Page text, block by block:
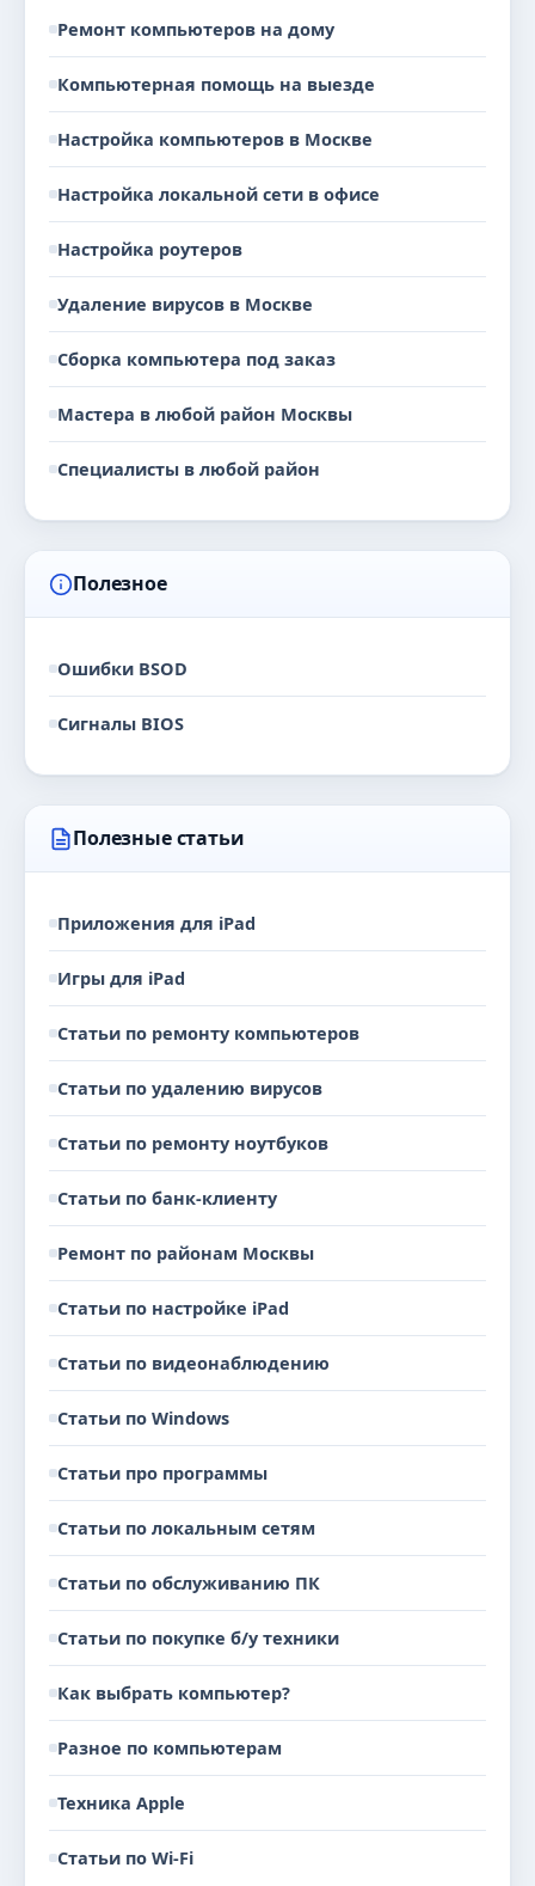
Ремонт компьютеров на дому
Компьютерная помощь на выезде
Настройка компьютеров в Москве
Настройка локальной сети в офисе
Настройка роутеров
Удаление вирусов в Москве
Сборка компьютера под заказ
Мастера в любой район Москвы
Специалисты в любой район
Полезное
Ошибки BSOD
Сигналы BIOS
Полезные статьи
Приложения для iPad
Игры для iPad
Статьи по ремонту компьютеров
Статьи по удалению вирусов
Статьи по ремонту ноутбуков
Статьи по банк-клиенту
Ремонт по районам Москвы
Статьи по настройке iPad
Статьи по видеонаблюдению
Статьи по Windows
Статьи про программы
Статьи по локальным сетям
Статьи по обслуживанию ПК
Статьи по покупке б/у техники
Как выбрать компьютер?
Разное по компьютерам
Техника Apple
Статьи по Wi-Fi